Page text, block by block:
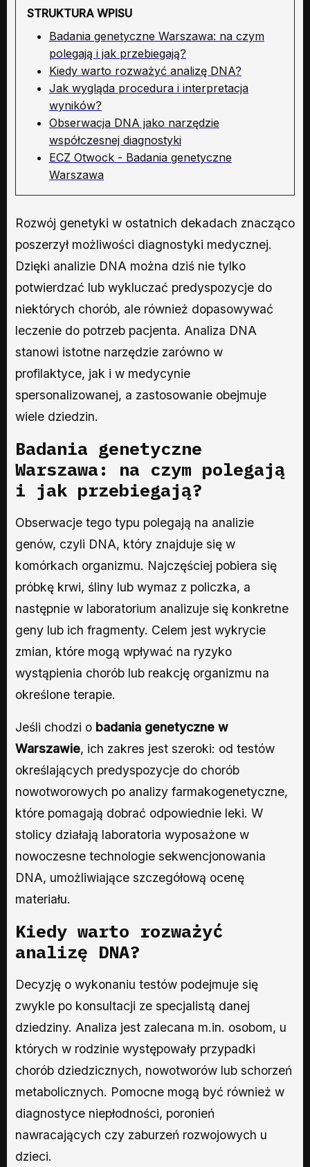
STRUKTURA WPISU
Badania genetyczne Warszawa: na czym
polegają i jak przebiegają?
Kiedy warto rozważyć analizę DNA?
Jak wygląda procedura i interpretacja
wyników?
Obserwacja DNA jako narzędzie
współczesnej diagnostyki
ECZ Otwock - Badania genetyczne
Warszawa
Rozwój genetyki w ostatnich dekadach znacząco
poszerzył możliwości diagnostyki medycznej.
Dzięki analizie DNA można dziś nie tylko
potwierdzać lub wykluczać predyspozycje do
niektórych chorób, ale również dopasowywać
leczenie do potrzeb pacjenta. Analiza DNA
stanowi istotne narzędzie zarówno w
profilaktyce, jak i w medycynie
spersonalizowanej, a zastosowanie obejmuje
wiele dziedzin.
Badania genetyczne
Warszawa: na czym polegają
i jak przebiegają?
Obserwacje tego typu polegają na analizie
genów, czyli DNA, który znajduje się w
komórkach organizmu. Najczęściej pobiera się
próbkę krwi, śliny lub wymaz z policzka, a
następnie w laboratorium analizuje się konkretne
geny lub ich fragmenty. Celem jest wykrycie
zmian, które mogą wpływać na ryzyko
wystąpienia chorób lub reakcję organizmu na
określone terapie.
Jeśli chodzi o badania genetyczne w
Warszawie, ich zakres jest szeroki: od testów
określających predyspozycje do chorób
nowotworowych po analizy farmakogenetyczne,
które pomagają dobrać odpowiednie leki. W
stolicy działają laboratoria wyposażone w
nowoczesne technologie sekwencjonowania
DNA, umożliwiające szczegółową ocenę
materiału.
Kiedy warto rozważyć
analizę DNA?
Decyzję o wykonaniu testów podejmuje się
zwykle po konsultacji ze specjalistą danej
dziedziny. Analiza jest zalecana m.in. osobom, u
których w rodzinie występowały przypadki
chorób dziedzicznych, nowotworów lub schorzeń
metabolicznych. Pomocne mogą być również w
diagnostyce niepłodności, poronień
nawracających czy zaburzeń rozwojowych u
dzieci.